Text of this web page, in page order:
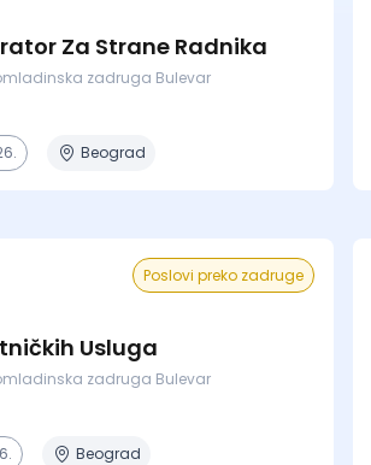
Za Strane Radnika
zadruga Bulevar
Beograd
Poslovi preko zadruge
Usluga
zadruga Bulevar
Beograd